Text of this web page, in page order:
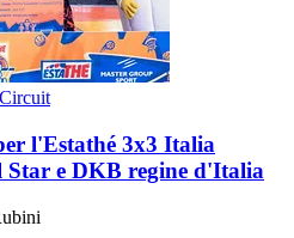
l'Estathé 3x3 Italia
Star e DKB regine d'Italia